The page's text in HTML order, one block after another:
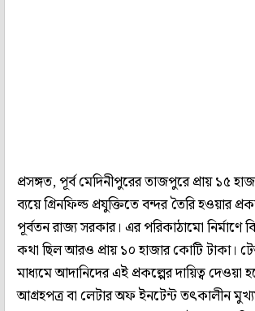
প্রসঙ্গত, পূর্ব মেদিনীপুরের তাজপুরে প্রায় ১৫
ব্যয়ে গ্রিনফিল্ড প্রযুক্তিতে বন্দর তৈরি হওয়ার
পূর্বতন রাজ্য সরকার। এর পরিকাঠামো নির্মাণে
কথা ছিল আরও প্রায় ১০ হাজার কোটি টাকা।
মাধ্যমে আদানিদের এই প্রকল্পের দায়িত্ব দেওয়া
আগ্রহপত্র বা লেটার অফ ইনটেন্ট তৎকালীন